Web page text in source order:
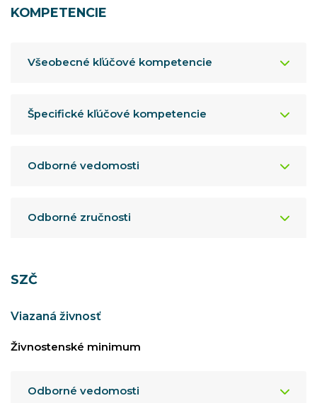
KOMPETENCIE
Všeobecné kľúčové kompetencie
Špecifické kľúčové kompetencie
Odborné vedomosti
Odborné zručnosti
SZČ
Viazaná živnosť
Živnostenské minimum
Odborné vedomosti